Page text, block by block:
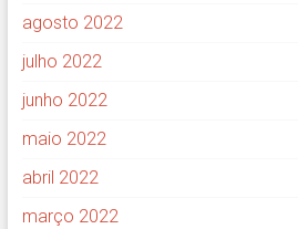
agosto 2022
julho 2022
junho 2022
maio 2022
abril 2022
março 2022